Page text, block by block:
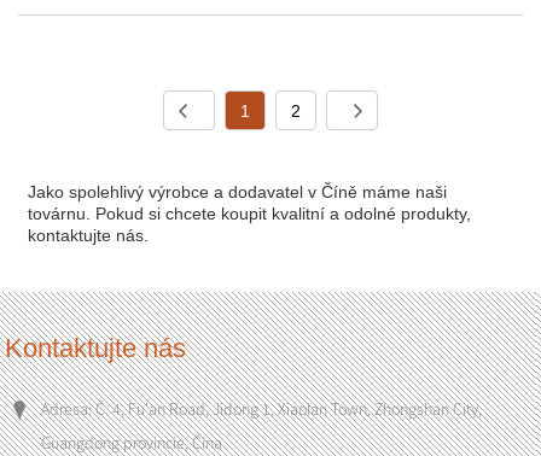
1 2
Jako spolehlivý výrobce a dodavatel v Číně máme naši
továrnu. Pokud si chcete koupit kvalitní a odolné produkty,
kontaktujte nás.
Kontaktujte nás
Adresa: Č. 4, Fu'an Road, Jidong 1, Xiaolan Town, Zhongshan City,
Guangdong provincie, Čína